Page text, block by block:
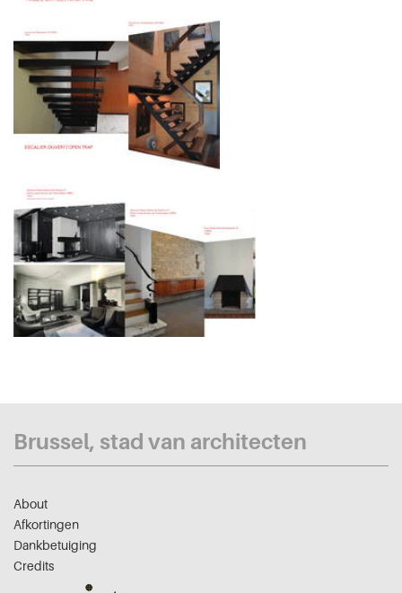
Brussel, stad van architecten
About
Afkortingen
Dankbetuiging
Credits